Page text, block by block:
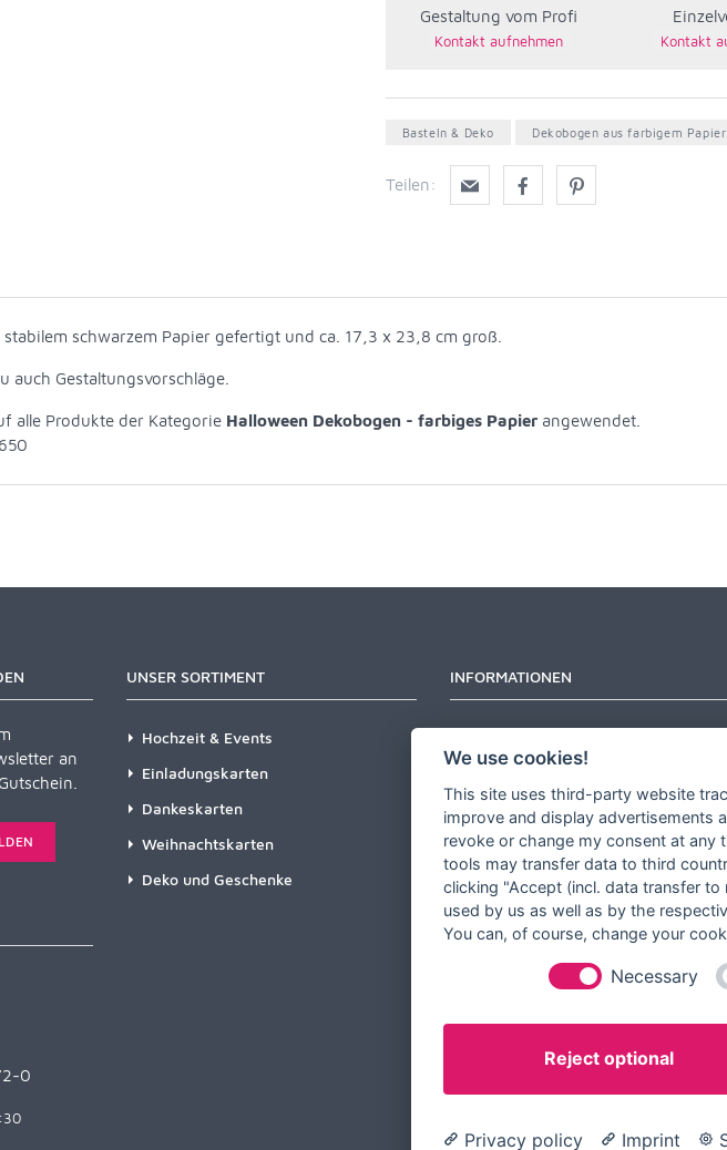
Gestaltung vom Profi
Basteln & Deko Dekobogen aus farbigem Papier
Teilen:
schwarzem Papier gefertigt und ca. 17,3 x 23,8 cm groß.
auch Gestaltungsvorschläge.
alle Produkte der Kategorie Halloween Dekobogen - farbiges Papier angewendet.
an
Gutschein.
0
UNSER SORTIMENT
Hochzeit & Events
Einladungskarten
Dankeskarten
Weihnachtskarten
Deko und Geschenke
INFORMATIONEN
Versandinformationen
Partner werden
Designer werden
Über Tausendschön Karten
Unsere Partner
We use cookies!
This site uses third-party website
improve and display advertisements
revoke or change my consent at
tools may transfer data to third
clicking "Accept (incl. data transfer
used by us as well as by the
You can, of course, change your
Necessary
Reject optional
Privacy policy Imprint